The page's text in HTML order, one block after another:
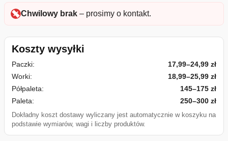
Chwilowy brak – prosimy o kontakt.
Koszty wysyłki
Paczki:
17,99–24,99 zł
Worki:
18,99–25,99 zł
Półpaleta:
145–175 zł
Paleta:
250–300 zł
Dokładny koszt dostawy wyliczany jest automatycznie w koszyku na
podstawie wymiarów, wagi i liczby produktów.